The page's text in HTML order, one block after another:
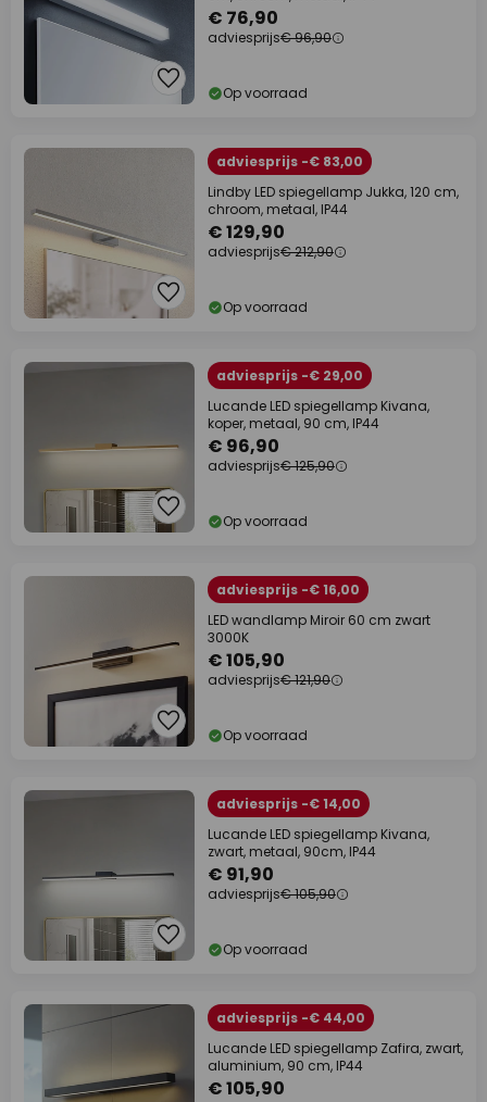
€ 76,90
adviesprijs€ 96,90
Op voorraad
adviesprijs -€ 83,00
Lindby LED spiegellamp Jukka, 120 cm,
chroom, metaal, IP44
€ 129,90
adviesprijs€ 212,90
Op voorraad
adviesprijs -€ 29,00
Lucande LED spiegellamp Kivana,
koper, metaal, 90 cm, IP44
€ 96,90
adviesprijs€ 125,90
Op voorraad
adviesprijs -€ 16,00
LED wandlamp Miroir 60 cm zwart
3000K
€ 105,90
adviesprijs€ 121,90
Op voorraad
adviesprijs -€ 14,00
Lucande LED spiegellamp Kivana,
zwart, metaal, 90cm, IP44
€ 91,90
adviesprijs€ 105,90
Op voorraad
adviesprijs -€ 44,00
Lucande LED spiegellamp Zafira, zwart,
aluminium, 90 cm, IP44
€ 105,90